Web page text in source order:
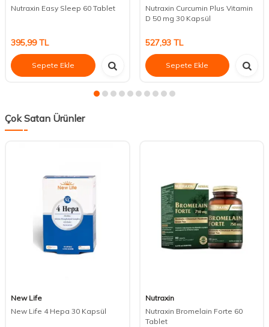
Nutraxin Easy Sleep 60 Tablet
395,99TL
Sepete Ekle
Nutraxin Curcumin Plus Vitamin
D 50 mg 30 Kapsül
527,93TL
Sepete Ekle
Çok Satan Ürünler
New Life
New Life 4 Hepa 30 Kapsül
Nutraxin
Nutraxin Bromelain Forte 60
Tablet